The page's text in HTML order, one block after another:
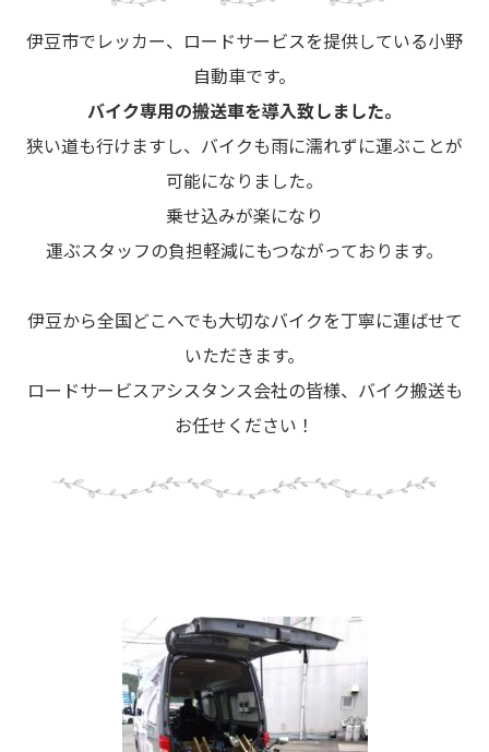
伊豆市でレッカー、ロードサービスを提供している小野
自動車です。
バイク専用の搬送車を導入致しました。
狭い道も行けますし、バイクも雨に濡れずに運ぶことが
可能になりました。
乗せ込みが楽になり
運ぶスタッフの負担軽減にもつながっております。
伊豆から全国どこへでも大切なバイクを丁寧に運ばせて
いただきます。
ロードサービスアシスタンス会社の皆様、バイク搬送も
お任せください！